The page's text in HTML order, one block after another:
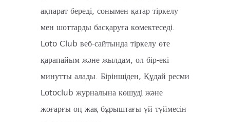
ақпарат береді, сонымен қатар тіркелу
мен шоттарды басқаруға көмектеседі.
Loto Club веб-сайтында тіркелу өте
қарапайым және жылдам, ол бір-екі
минутты алады. Біріншіден, Құдай ресми
Lotoclub журналына көшуді және
жоғарғы оң жақ бұрыштағы үй түймесін